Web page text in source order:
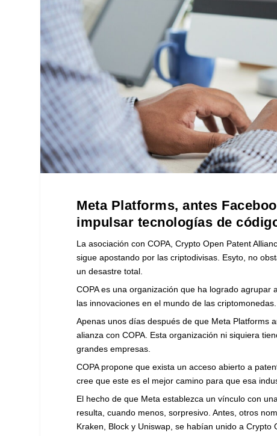
Meta Platforms, antes
impulsar tecnologías de
La asociación con COPA, Crypto Open Patent
sigue apostando por las criptodivisas. Esyto, no
un desastre total.
COPA es una organización que ha logrado
las innovaciones en el mundo de las criptomonedas.
Apenas unos días después de que Meta Platforms
alianza con COPA. Esta organización ni siquiera
grandes empresas.
COPA propone que exista un acceso abierto a
cree que este es el mejor camino para que esa
El hecho de que Meta establezca un vínculo con
resulta, cuando menos, sorpresivo. Antes, otros
Kraken, Block y Uniswap, se habían unido a Crypto